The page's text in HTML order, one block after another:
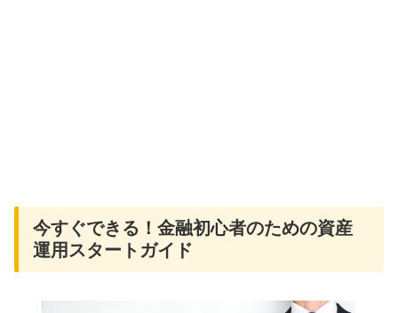
今すぐできる！金融初心者のための資産
運用スタートガイド